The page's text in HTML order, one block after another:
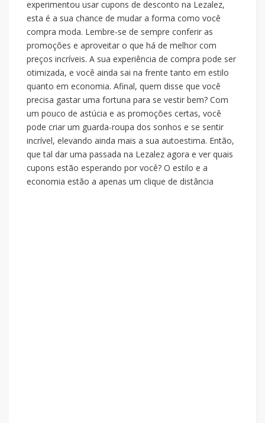
experimentou usar cupons de desconto na Lezalez,
esta é a sua chance de mudar a forma como você
compra moda. Lembre-se de sempre conferir as
promoções e aproveitar o que há de melhor com
preços incríveis. A sua experiência de compra pode ser
otimizada, e você ainda sai na frente tanto em estilo
quanto em economia. Afinal, quem disse que você
precisa gastar uma fortuna para se vestir bem? Com
um pouco de astúcia e as promoções certas, você
pode criar um guarda-roupa dos sonhos e se sentir
incrível, elevando ainda mais a sua autoestima. Então,
que tal dar uma passada na Lezalez agora e ver quais
cupons estão esperando por você? O estilo e a
economia estão a apenas um clique de distância